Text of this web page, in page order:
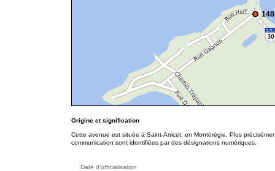
Origine et signification
Cette avenue est située à Saint-Anicet, en Montérégie. Plus
communication sont identifiées par des désignations numériques.
Date d'officialisation